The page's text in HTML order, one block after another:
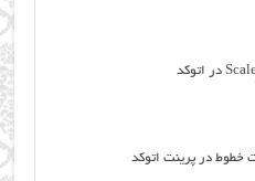
خطوط در پرینت اتوکد